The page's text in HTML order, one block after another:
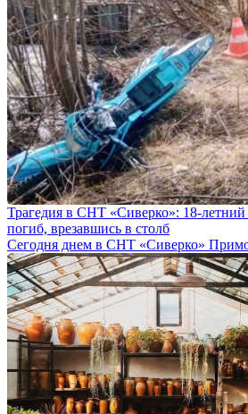
Трагедия в СНТ «Сиверко»: 18-летний
погиб, врезавшись в столб
Сегодня днем в СНТ «Сиверко»